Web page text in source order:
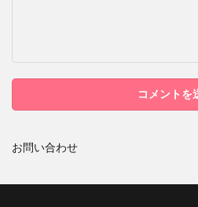
お問い合わせ